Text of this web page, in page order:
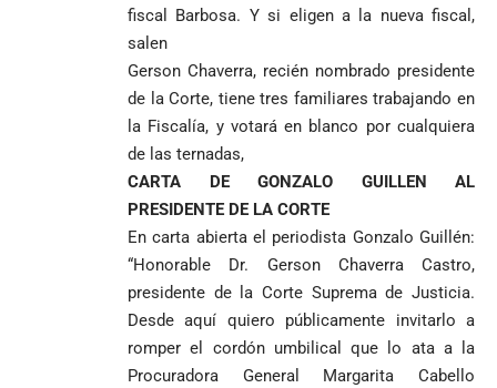
fiscal Barbosa. Y si eligen a la nueva fiscal,
salen
Gerson Chaverra, recién nombrado presidente
de la Corte, tiene tres familiares trabajando en
la Fiscalía, y votará en blanco por cualquiera
de las ternadas,
CARTA DE GONZALO GUILLEN AL
PRESIDENTE DE LA CORTE
En carta abierta el periodista Gonzalo Guillén:
“Honorable Dr. Gerson Chaverra Castro,
presidente de la Corte Suprema de Justicia.
Desde aquí quiero públicamente invitarlo a
romper el cordón umbilical que lo ata a la
Procuradora General Margarita Cabello